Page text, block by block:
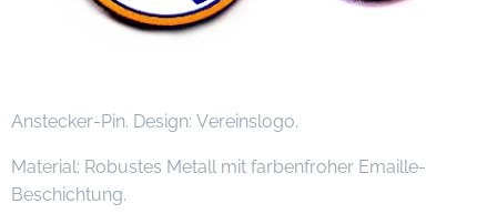
Anstecker-Pin. Design: Vereinslogo.
Material: Robustes Metall mit farbenfroher Emaille-
Beschichtung.